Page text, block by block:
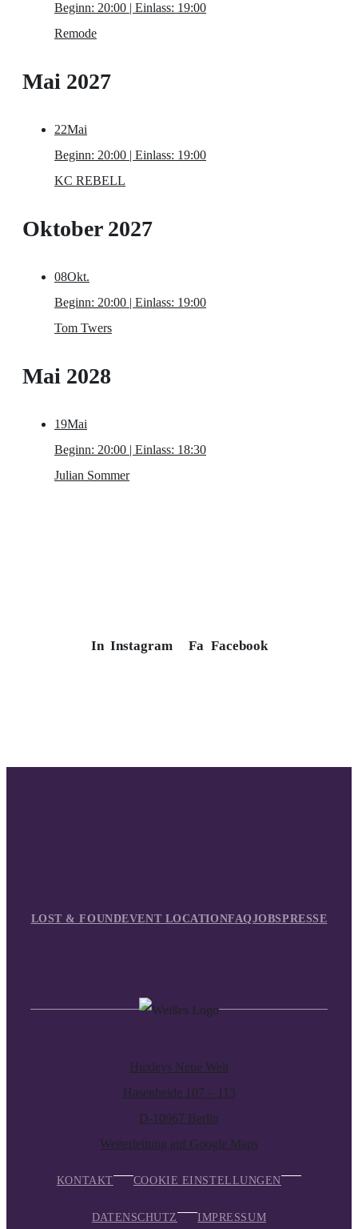
Beginn: 20:00 | Einlass: 19:00
Remode
Mai 2027
22Mai
Beginn: 20:00 | Einlass: 19:00
KC REBELL
Oktober 2027
08Okt.
Beginn: 20:00 | Einlass: 19:00
Tom Twers
Mai 2028
19Mai
Beginn: 20:00 | Einlass: 18:30
Julian Sommer
In Instagram Fa Facebook
LOST & FOUNDEVENT LOCATIONFAQJOBSPRESSE
Huxleys Neue Welt
Hasenheide 107 – 113
D-10967 Berlin
Weiterleitung auf Google Maps
KONTAKT COOKIE EINSTELLUNGEN
DATENSCHUTZ IMPRESSUM